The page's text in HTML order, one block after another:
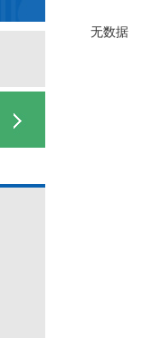
无数据